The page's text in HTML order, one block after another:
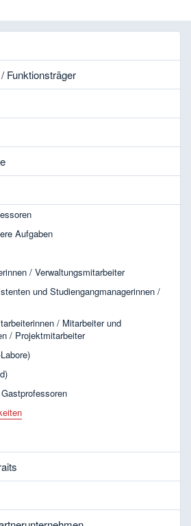
Funktionsträger
Aufgaben
/ Verwaltungsmitarbeiter
und Studiengangmanagerinnen /
/ Mitarbeiter und
/ Projektmitarbeiter